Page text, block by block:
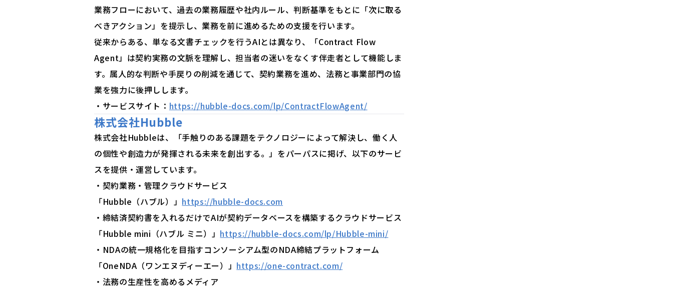
業務フローにおいて、過去の業務履歴や社内ルール、判断基準をもとに「次に取る
べきアクション」を提示し、業務を前に進めるための支援を行います。
従来からある、単なる文書チェックを行うAIとは異なり、「Contract Flow
Agent」は契約実務の文脈を理解し、担当者の迷いをなくす伴走者として機能しま
す。属人的な判断や手戻りの削減を通じて、契約業務を進め、法務と事業部門の協
業を強力に後押しします。
・サービスサイト： https://hubble-docs.com/lp/ContractFlowAgent/
株式会社Hubble
株式会社Hubbleは、「手触りのある課題をテクノロジーによって解決し、働く人
の個性や創造力が発揮される未来を創出する。」をパーパスに掲げ、以下のサービ
スを提供・運営しています。
・契約業務・管理クラウドサービス
「Hubble（ハブル）」 https://hubble-docs.com
・締結済契約書を入れるだけでAIが契約データベースを構築するクラウドサービス
「Hubble mini（ハブル ミニ）」 https://hubble-docs.com/lp/Hubble-mini/
・NDAの統一規格化を目指すコンソーシアム型のNDA締結プラットフォーム
「OneNDA（ワンエヌディーエー）」 https://one-contract.com/
・法務の生産性を高めるメディア